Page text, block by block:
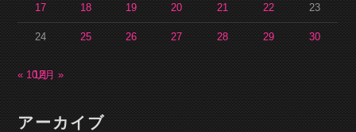
17 18 19 20 21 22 23
24 25 26 27 28 29 30
« 10月12月 »
アーカイブ